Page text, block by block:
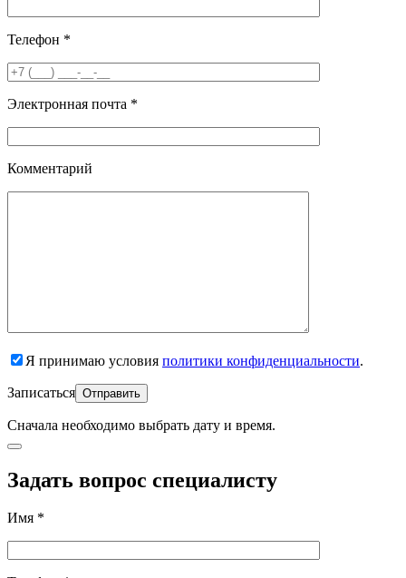
Телефон *
Электронная почта *
Комментарий
Я принимаю условия политики конфиденциальности.
Записаться
Сначала необходимо выбрать дату и время.
Задать вопрос специалисту
Имя *